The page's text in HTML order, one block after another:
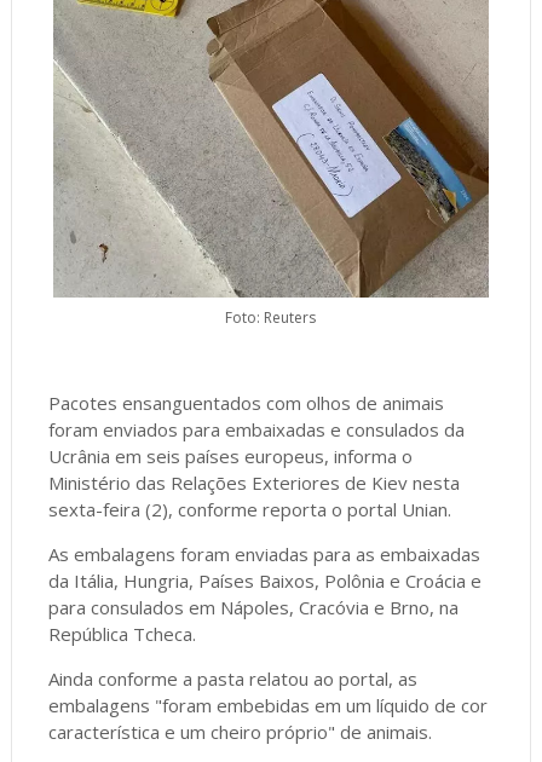
Foto: Reuters
Pacotes ensanguentados com olhos de animais
foram enviados para embaixadas e consulados da
Ucrânia em seis países europeus, informa o
Ministério das Relações Exteriores de Kiev nesta
sexta-feira (2), conforme reporta o portal Unian.
As embalagens foram enviadas para as embaixadas
da Itália, Hungria, Países Baixos, Polônia e Croácia e
para consulados em Nápoles, Cracóvia e Brno, na
República Tcheca.
Ainda conforme a pasta relatou ao portal, as
embalagens "foram embebidas em um líquido de cor
característica e um cheiro próprio" de animais.